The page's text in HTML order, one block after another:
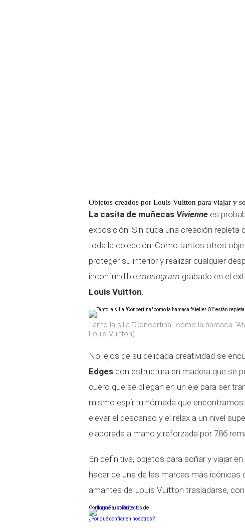
Objetos creados por Louis Vuitton para viajar y
La casita de muñecas Vivienne es
exposición. Sin duda una creación repleta
toda la colección. Como tantos otros
proteger su interior y realizar cualquier
inconfundible monogram grabado en el
Louis Vuitton.
Tanto la silla "Concertina" como la hamaca
Louis Vuitton)
No lejos de su delicada creatividad se
Edges con estructura en madera que se
cuero que se pliegan en un eje para ser
mismo espíritu nómada que encontramos
elevar el descanso y el relax a un nivel
elaborada a mano y reforzada por 786
En definitiva, objetos para soñar y viajar
hacer de una de las marcas más icónicas
amantes de Louis Vuitton trasladarse,
Conforme a los criterios de
¿Por qué confiar en nosotros?